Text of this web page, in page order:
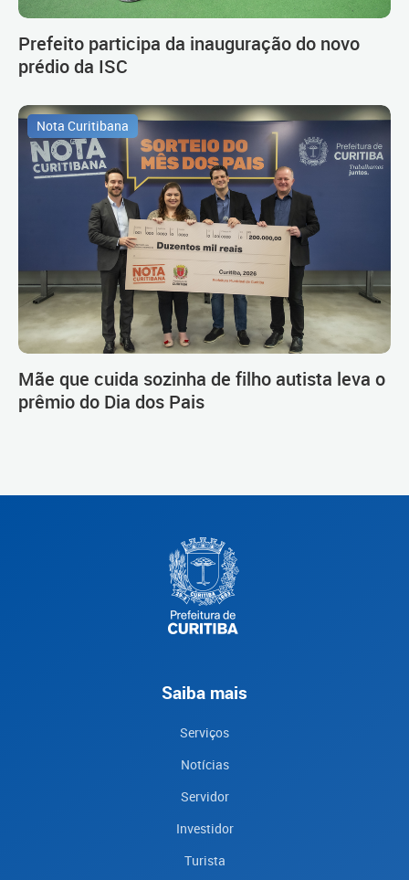
Prefeito participa da inauguração do novo
prédio da ISC
Nota Curitibana
Mãe que cuida sozinha de filho autista leva o
prêmio do Dia dos Pais
Saiba mais
Serviços
Notícias
Servidor
Investidor
Turista